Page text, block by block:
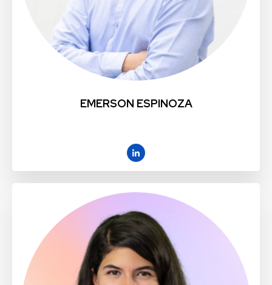
EMERSON ESPINOZA